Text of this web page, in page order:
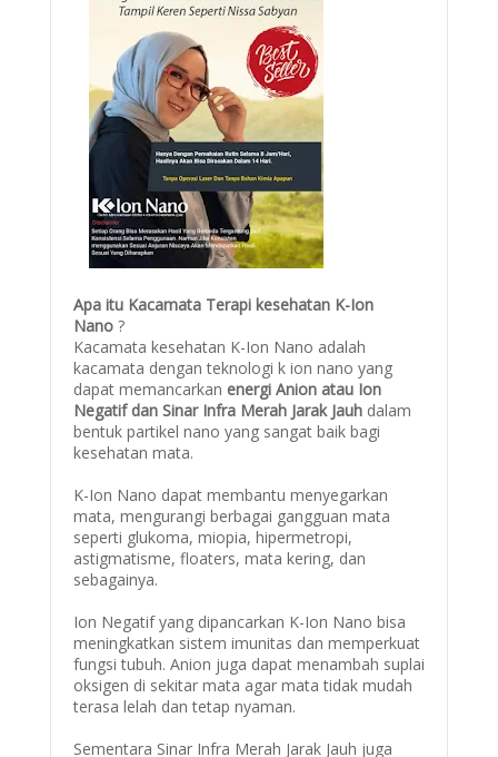
Apa itu Kacamata Terapi kesehatan K-Ion
Nano?
Kacamata kesehatan K-Ion Nano adalah
kacamata dengan teknologi k ion nano yang
dapat memancarkan energi Anion atau Ion
Negatif dan Sinar Infra Merah Jarak Jauhdalam
bentuk partikel nano yang sangat baik bagi
kesehatan mata.
K-Ion Nano dapat membantu menyegarkan
mata, mengurangi berbagai gangguan mata
seperti glukoma, miopia, hipermetropi,
astigmatisme, floaters, mata kering, dan
sebagainya.
Ion Negatif yang dipancarkan K-Ion Nano bisa
meningkatkan sistem imunitas dan memperkuat
fungsi tubuh. Anion juga dapat menambah suplai
oksigen di sekitar mata agar mata tidak mudah
terasa lelah dan tetap nyaman.
Sementara Sinar Infra Merah Jarak Jauh juga